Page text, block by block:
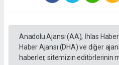
Anadolu Ajansı (AA), İhlas
Haber Ajansı (DHA) ve diğer
haberler, sitemizin editörlerinin